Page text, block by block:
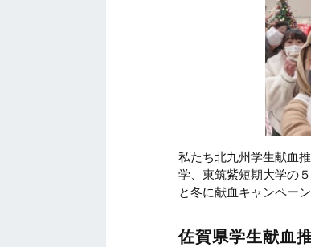
私たち北九州学生献血
学、東筑紫短期大学の
と冬に献血キャンペー
佐賀県学生献血